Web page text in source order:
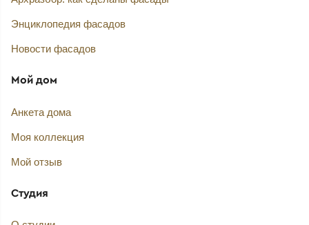
Энциклопедия фасадов
Новости фасадов
Мой дом
Анкета дома
Моя коллекция
Мой отзыв
Студия